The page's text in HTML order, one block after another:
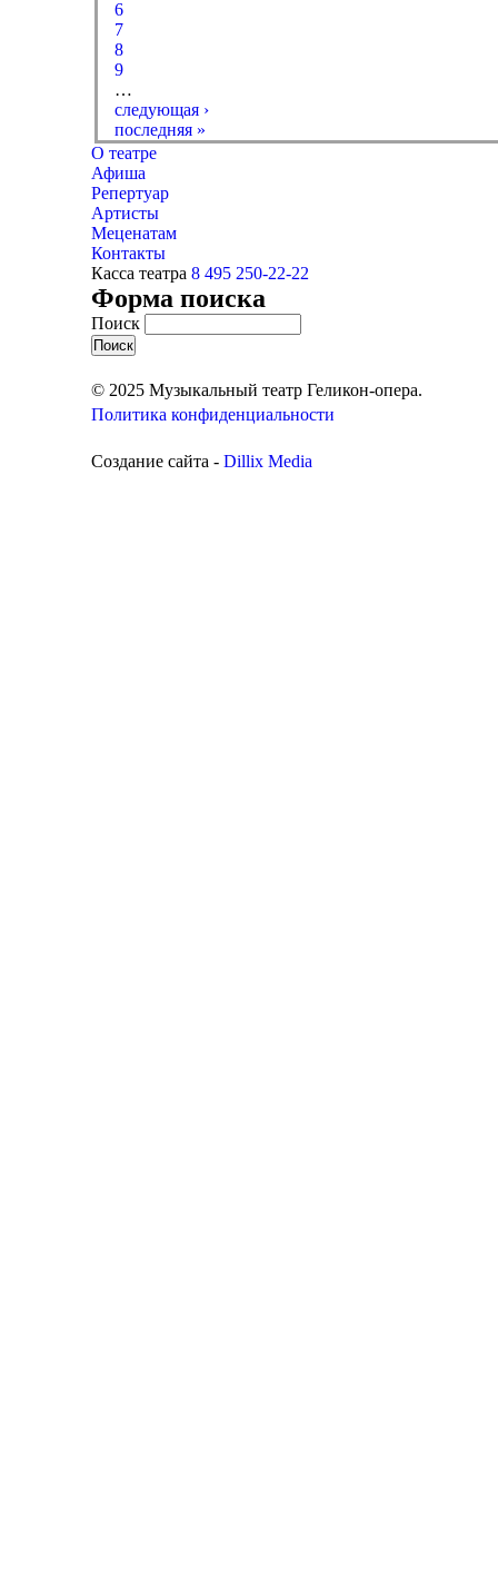
6
7
8
9
…
следующая ›
последняя »
О театре
Афиша
Репертуар
Артисты
Меценатам
Контакты
Касса театра 8 495 250-22-22
Форма поиска
Поиск
© 2025 Музыкальный театр Геликон-опера.
Политика конфиденциальности
Создание сайта - Dillix Media